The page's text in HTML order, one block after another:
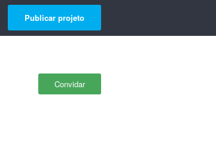
Publicar projeto
Convidar